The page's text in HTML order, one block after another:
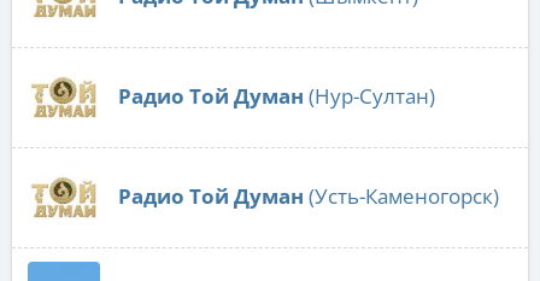
Радио Той Думан (Нур-Султан)
Радио Той Думан (Усть-Каменогорск)